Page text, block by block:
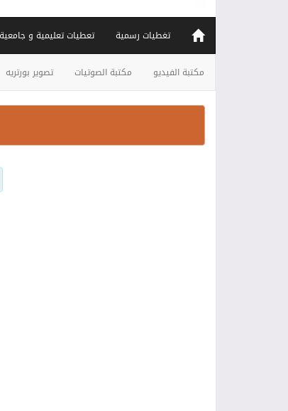
تغطيات رسمية تعطيات تعليمية و
مكتبة الفيديو مكتبة الصوتيات تصوير بورتريه